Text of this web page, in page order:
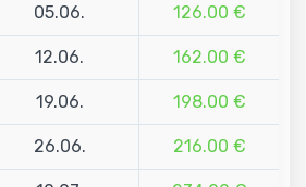
05.06. 126.00 €
12.06. 162.00 €
19.06. 198.00 €
26.06. 216.00 €